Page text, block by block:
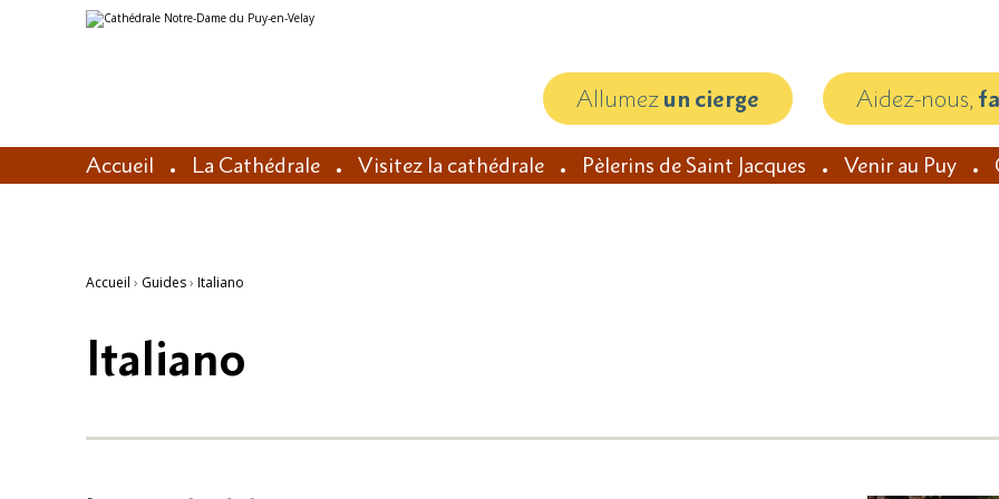
Aller
au
Outils
personnels
Allumezun cierge Aidez-nous,
Accueil La Cathédrale Visitez la cathédrale Pèlerins de Saint Jacques Venir au Puy
Accueil › Guides› Italiano
Italiano